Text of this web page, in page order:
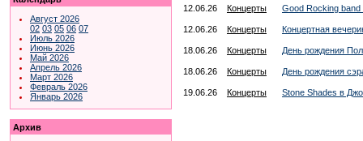
Август 2026
02 03 05 06 07
Июль 2026
Июнь 2026
Май 2026
Апрель 2026
Март 2026
Февраль 2026
Январь 2026
Архив
12.06.26 Концерты Good Rocking band
12.06.26 Концерты Концертная
18.06.26 Концерты День рождения
18.06.26 Концерты День рождения
19.06.26 Концерты Stone Shades в